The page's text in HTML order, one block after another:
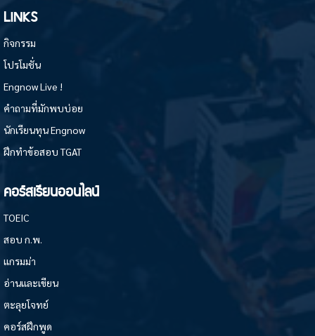
LINKS
กิจกรรม
โปรโมชั่น
Engnow Live !
คำถามที่มักพบบ่อย
นักเรียนทุน Engnow
ฝึกทำข้อสอบ TGAT
คอร์สเรียนออนไลน์
TOEIC
สอบ ก.พ.
แกรมม่า
อ่านและเขียน
ตะลุยโจทย์
คอร์สฝึกพูด